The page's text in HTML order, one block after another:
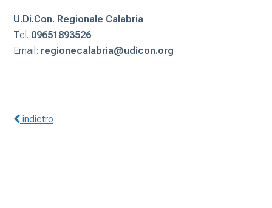
U.Di.Con. Regionale Calabria
Tel. 09651893526
Email: regionecalabria@udicon.org
indietro